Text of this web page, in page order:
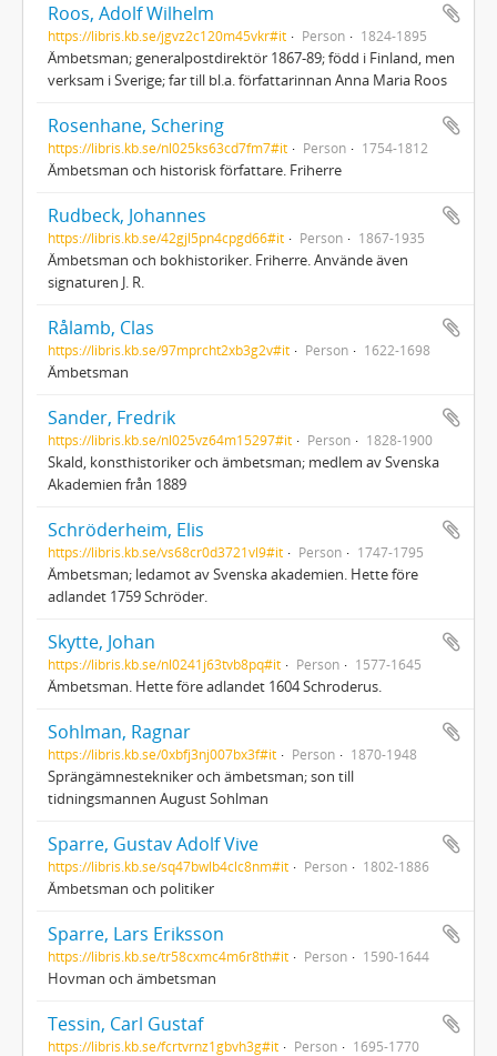
Roos, Adolf Wilhelm
https://libris.kb.se/jgvz2c120m45vkr#it Person 1824-1895
Ämbetsman; generalpostdirektör 1867-89; född i Finland, men
verksam i Sverige; far till bl.a. författarinnan Anna Maria Roos
Rosenhane, Schering
https://libris.kb.se/nl025ks63cd7fm7#it Person 1754-1812
Ämbetsman och historisk författare. Friherre
Rudbeck, Johannes
https://libris.kb.se/42gjl5pn4cpgd66#it Person 1867-1935
Ämbetsman och bokhistoriker. Friherre. Använde även
signaturen J. R.
Rålamb, Clas
https://libris.kb.se/97mprcht2xb3g2v#it Person 1622-1698
Ämbetsman
Sander, Fredrik
https://libris.kb.se/nl025vz64m15297#it Person 1828-1900
Skald, konsthistoriker och ämbetsman; medlem av Svenska
Akademien från 1889
Schröderheim, Elis
https://libris.kb.se/vs68cr0d3721vl9#it Person 1747-1795
Ämbetsman; ledamot av Svenska akademien. Hette före
adlandet 1759 Schröder.
Skytte, Johan
https://libris.kb.se/nl0241j63tvb8pq#it Person 1577-1645
Ämbetsman. Hette före adlandet 1604 Schroderus.
Sohlman, Ragnar
https://libris.kb.se/0xbfj3nj007bx3f#it Person 1870-1948
Sprängämnestekniker och ämbetsman; son till
tidningsmannen August Sohlman
Sparre, Gustav Adolf Vive
https://libris.kb.se/sq47bwlb4clc8nm#it Person 1802-1886
Ämbetsman och politiker
Sparre, Lars Eriksson
https://libris.kb.se/tr58cxmc4m6r8th#it Person 1590-1644
Hovman och ämbetsman
Tessin, Carl Gustaf
https://libris.kb.se/fcrtvrnz1gbvh3g#it Person 1695-1770